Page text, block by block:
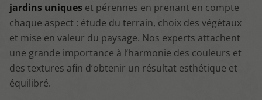
jardins uniques et pérennes en prenant en compte
chaque aspect : étude du terrain, choix des végétaux
et mise en valeur du paysage. Nos experts attachent
une grande importance à l’harmonie des couleurs et
des textures afin d’obtenir un résultat esthétique et
équilibré.